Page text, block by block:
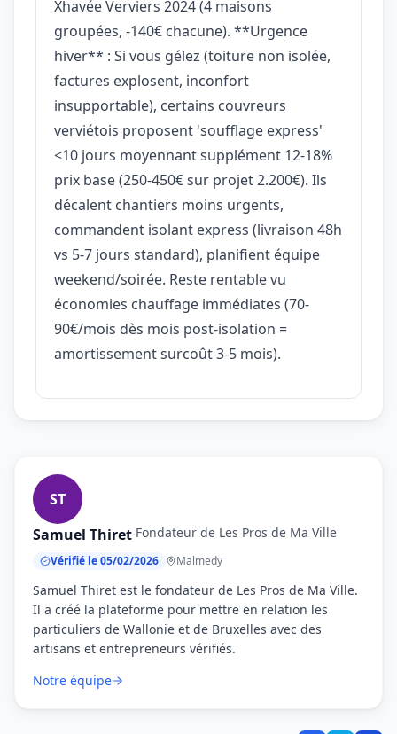
Xhavée Verviers 2024 (4 maisons
groupées, -140€ chacune). **Urgence
hiver** : Si vous gélez (toiture non isolée,
factures explosent, inconfort
insupportable), certains couvreurs
verviétois proposent 'soufflage express'
<10 jours moyennant supplément 12-18%
prix base (250-450€ sur projet 2.200€). Ils
décalent chantiers moins urgents,
commandent isolant express (livraison 48h
vs 5-7 jours standard), planifient équipe
weekend/soirée. Reste rentable vu
économies chauffage immédiates (70-
90€/mois dès mois post-isolation =
amortissement surcoût 3-5 mois).
ST
Samuel Thiret·Fondateur de Les Pros de Ma Ville
Vérifié le 05/02/2026 Malmedy
Samuel Thiret est le fondateur de Les Pros de Ma Ville.
Il a créé la plateforme pour mettre en relation les
particuliers de Wallonie et de Bruxelles avec des
artisans et entrepreneurs vérifiés.
Notre équipe